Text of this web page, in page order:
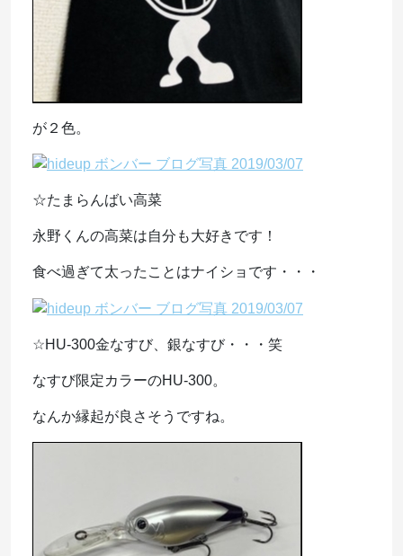
が２色。
☆たまらんばい高菜
永野くんの高菜は自分も大好きです！
食べ過ぎて太ったことはナイショです・・・
☆HU-300金なすび、銀なすび・・・笑
なすび限定カラーのHU-300。
なんか縁起が良さそうですね。